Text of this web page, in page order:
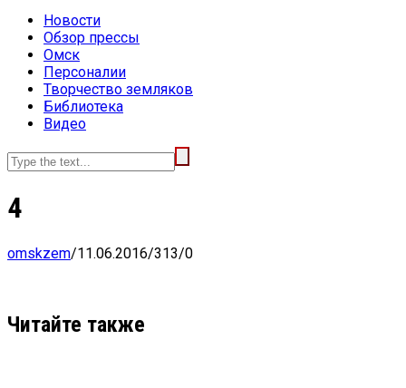
Новости
Обзор прессы
Омск
Персоналии
Творчество земляков
Библиотека
Видео
4
omskzem/11.06.2016/313/0
Читайте также